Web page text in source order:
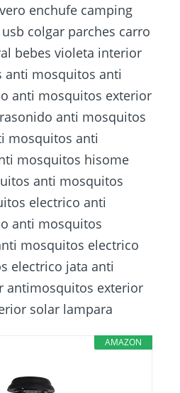
enchufe camping
colgar parches carro
bebes violeta interior
anti mosquitos anti
anti mosquitos exterior
anti mosquitos
mosquitos anti
mosquitos hisome
anti mosquitos
electrico anti
anti mosquitos
mosquitos electrico
electrico jata anti
antimosquitos exterior
solar lampara
AMAZON